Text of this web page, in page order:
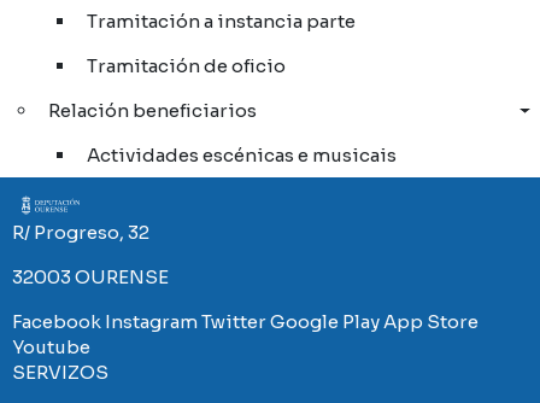
Tramitación a instancia parte
Tramitación de oficio
Relación beneficiarios
Actividades escénicas e musicais
Imaxe
R/ Progreso, 32
32003 OURENSE
Facebook InstagramTwitterGoogle Play App Store
Youtube
SERVIZOS